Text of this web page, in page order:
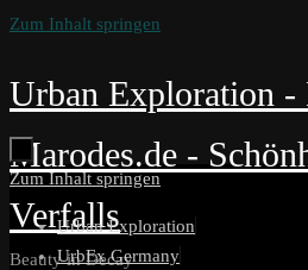
Zum Inhalt springen
Urban Exploration -
Marodes.de -
Verfalls
Beauty in Decay
Zum Inhalt springen
Urban Exploration
UrbEx Germany